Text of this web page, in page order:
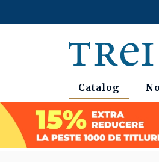
Catalog